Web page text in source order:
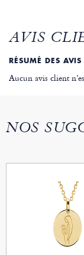
AVIS
RÉSUMÉ DES
Aucun avis client
NOS